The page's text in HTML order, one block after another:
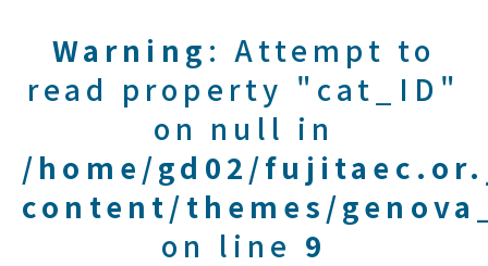
Warning : Attempt to
read property "cat_ID"
on null in
/home/gd02/
content/themes/
on line 9